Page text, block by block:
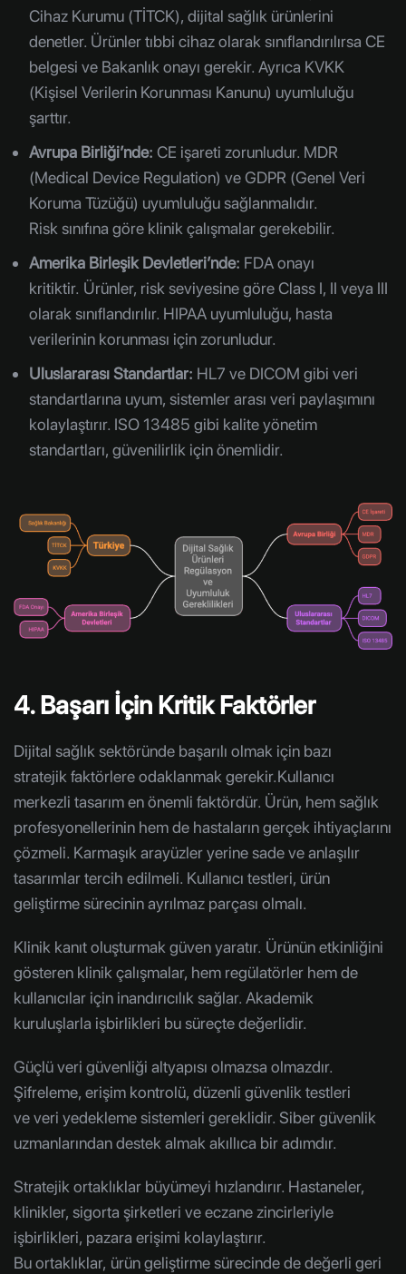
Cihaz Kurumu (TİTCK), dijital sağlık ürünlerini
denetler. Ürünler tıbbi cihaz olarak sınıflandırılırsa CE
belgesi ve Bakanlık onayı gerekir. Ayrıca KVKK
(Kişisel Verilerin Korunması Kanunu) uyumluluğu
şarttır.
Avrupa Birliği’nde: CE işareti zorunludur. MDR
(Medical Device Regulation) ve GDPR (Genel Veri
Koruma Tüzüğü) uyumluluğu sağlanmalıdır.
Risk sınıfına göre klinik çalışmalar gerekebilir.
Amerika Birleşik Devletleri’nde: FDA onayı
kritiktir. Ürünler, risk seviyesine göre Class I, II veya III
olarak sınıflandırılır. HIPAA uyumluluğu, hasta
verilerinin korunması için zorunludur.
Uluslararası Standartlar: HL7 ve DICOM gibi veri
standartlarına uyum, sistemler arası veri paylaşımını
kolaylaştırır. ISO 13485 gibi kalite yönetim
standartları, güvenilirlik için önemlidir.
4. Başarı İçin Kritik Faktörler
Dijital sağlık sektöründe başarılı olmak için bazı
stratejik faktörlere odaklanmak gerekir.Kullanıcı
merkezli tasarım en önemli faktördür. Ürün, hem sağlık
profesyonellerinin hem de hastaların gerçek ihtiyaçlarını
çözmeli. Karmaşık arayüzler yerine sade ve anlaşılır
tasarımlar tercih edilmeli. Kullanıcı testleri, ürün
geliştirme sürecinin ayrılmaz parçası olmalı.
Klinik kanıt oluşturmak güven yaratır. Ürünün etkinliğini
gösteren klinik çalışmalar, hem regülatörler hem de
kullanıcılar için inandırıcılık sağlar. Akademik
kuruluşlarla işbirlikleri bu süreçte değerlidir.
Güçlü veri güvenliği altyapısı olmazsa olmazdır.
Şifreleme, erişim kontrolü, düzenli güvenlik testleri
ve veri yedekleme sistemleri gereklidir. Siber güvenlik
uzmanlarından destek almak akıllıca bir adımdır.
Stratejik ortaklıklar büyümeyi hızlandırır. Hastaneler,
klinikler, sigorta şirketleri ve eczane zincirleriyle
işbirlikleri, pazara erişimi kolaylaştırır.
Bu ortaklıklar, ürün geliştirme sürecinde de değerli geri